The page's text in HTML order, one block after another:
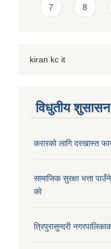
7 8
kiran kc it
विधुतीय
करारको लागि दरखास्त
सामाजिक सुरक्षा भत्ता
को
त्रिपुरासुन्दरी